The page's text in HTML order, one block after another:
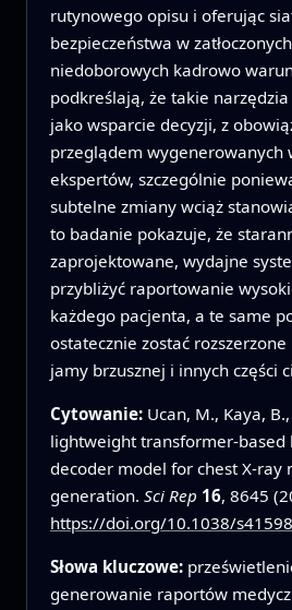
rutynowego opisu i oferując
bezpieczeństwa w
niedoborowych kadrowo
podkreślają, że takie narzędzia
jako wsparcie decyzji, z
przeglądem wygenerowanych
ekspertów, szczególnie
subtelne zmiany wciąż
to badanie pokazuje, że
zaprojektowane, wydajne
przybliżyć raportowanie
każdego pacjenta, a te same
ostatecznie zostać
jamy brzusznej i innych części
Cytowanie: Ucan, M., Kaya,
lightweight transformer-based
decoder model for chest X-ray
generation. Sci Rep 16, 8645
https://doi.org/10.1038/
Słowa kluczowe:
generowanie raportów